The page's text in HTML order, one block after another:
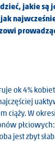
jakie są
ok 4%
ciąży. W
jest zbyt